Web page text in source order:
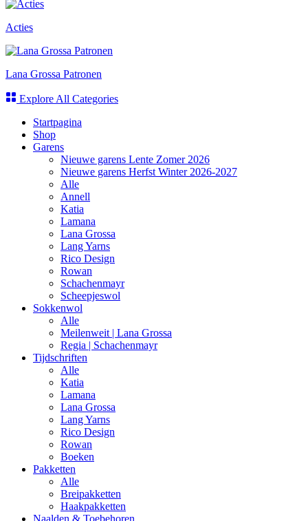
Acties
Lana Grossa Patronen
Explore All Categories
Startpagina
Shop
Garens
Nieuwe garens Lente Zomer 2026
Nieuwe garens Herfst Winter 2026-2027
Alle
Annell
Katia
Lamana
Lana Grossa
Lang Yarns
Rico Design
Rowan
Schachenmayr
Scheepjeswol
Sokkenwol
Alle
Meilenweit | Lana Grossa
Regia | Schachenmayr
Tijdschriften
Alle
Katia
Lamana
Lana Grossa
Lang Yarns
Rico Design
Rowan
Boeken
Pakketten
Alle
Breipakketten
Haakpakketten
Naalden & Toebehoren